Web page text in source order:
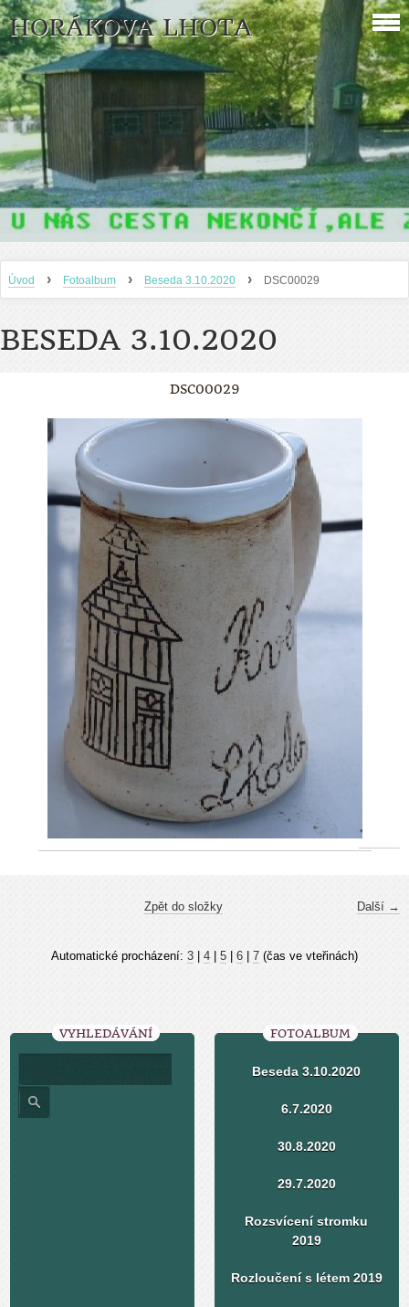
HORÁKOVA LHOTA
Úvod › Fotoalbum › Beseda 3.10.2020 › DSC00029
BESEDA 3.10.2020
DSC00029
Další →
Zpět do složky
Automatické procházení: 3 4 5 6 7 (čas ve vteřinách)
VYHLEDÁVÁNÍ FOTOALBUM
Beseda 3.10.2020
6.7.2020
30.8.2020
29.7.2020
Rozsvícení stromku
2019
Rozloučení s létem 2019